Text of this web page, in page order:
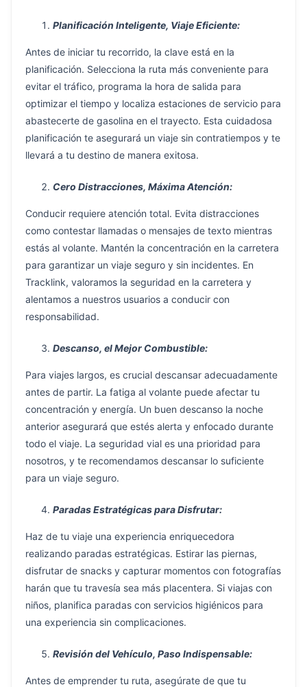
Planificación Inteligente, Viaje Eficiente:
Antes de iniciar tu recorrido, la clave está en la
planificación. Selecciona la ruta más conveniente para
evitar el tráfico, programa la hora de salida para
optimizar el tiempo y localiza estaciones de servicio para
abastecerte de gasolina en el trayecto. Esta cuidadosa
planificación te asegurará un viaje sin contratiempos y te
llevará a tu destino de manera exitosa.
Cero Distracciones, Máxima Atención:
Conducir requiere atención total. Evita distracciones
como contestar llamadas o mensajes de texto mientras
estás al volante. Mantén la concentración en la carretera
para garantizar un viaje seguro y sin incidentes. En
Tracklink, valoramos la seguridad en la carretera y
alentamos a nuestros usuarios a conducir con
responsabilidad.
Descanso, el Mejor Combustible:
Para viajes largos, es crucial descansar adecuadamente
antes de partir. La fatiga al volante puede afectar tu
concentración y energía. Un buen descanso la noche
anterior asegurará que estés alerta y enfocado durante
todo el viaje. La seguridad vial es una prioridad para
nosotros, y te recomendamos descansar lo suficiente
para un viaje seguro.
Paradas Estratégicas para Disfrutar:
Haz de tu viaje una experiencia enriquecedora
realizando paradas estratégicas. Estirar las piernas,
disfrutar de snacks y capturar momentos con fotografías
harán que tu travesía sea más placentera. Si viajas con
niños, planifica paradas con servicios higiénicos para
una experiencia sin complicaciones.
Revisión del Vehículo, Paso Indispensable:
Antes de emprender tu ruta, asegúrate de que tu